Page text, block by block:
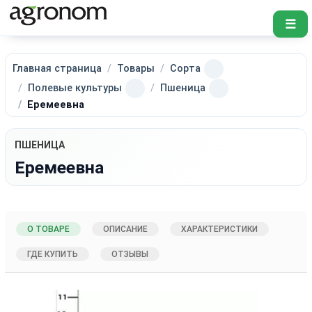
☰
Главная страница Товары
Сорта
Полевые культуры
Пшеница
Еремеевна
ПШЕНИЦА
Еремеевна
О ТОВАРЕ ОПИСАНИЕ ХАРАКТЕРИСТИКИ
ГДЕ КУПИТЬ ОТЗЫВЫ